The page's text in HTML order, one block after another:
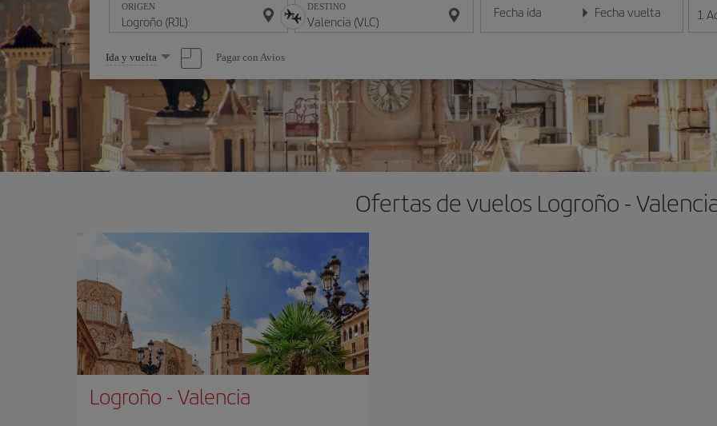
ORIGEN DESTINO Fecha ida
Introduce la fecha en formato día/mes/año
Fecha vuelta
Introduce la fecha en 1
Seleccione
una
opción
Ida y vuelta Pagar con Avios
Ofertas de vuelos Logroño -
Logroño -Valencia